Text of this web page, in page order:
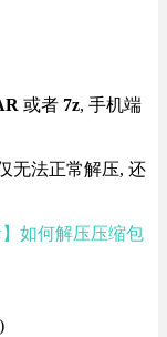
或者 7z, 手机端
无法正常解压, 还
如何解压压缩包